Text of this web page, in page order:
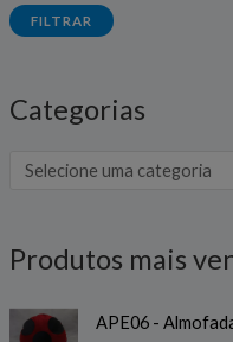
FILTRAR
Categorias
Produtos mais
APE06 -